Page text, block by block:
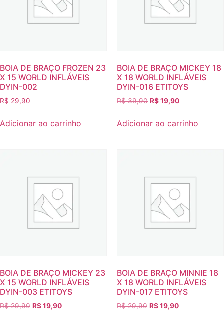
BOIA DE BRAÇO FROZEN 23
X 15 WORLD INFLÁVEIS
DYIN-002
R$ 29,90
Adicionar ao carrinho
BOIA DE BRAÇO MICKEY 18
X 18 WORLD INFLÁVEIS
DYIN-016 ETITOYS
R$39,90 R$19,90
Adicionar ao carrinho
BOIA DE BRAÇO MICKEY 23
X 15 WORLD INFLÁVEIS
DYIN-003 ETITOYS
R$29,90 R$19,90
BOIA DE BRAÇO MINNIE 18
X 18 WORLD INFLÁVEIS
DYIN-017 ETITOYS
R$29,90 R$19,90